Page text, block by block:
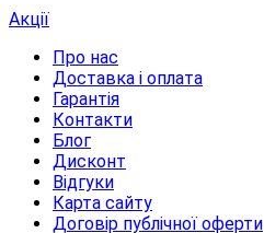
Акції
Про нас
Доставка і оплата
Гарантія
Контакти
Блог
Дисконт
Відгуки
Карта сайту
Договір публічної оферти